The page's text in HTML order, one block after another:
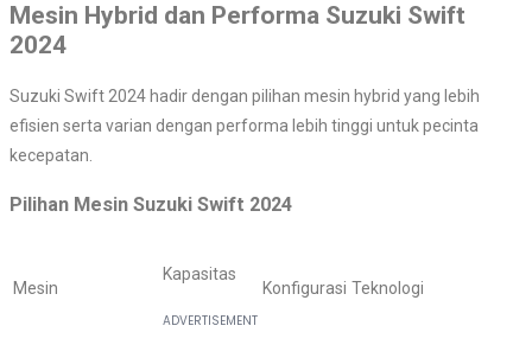
Mesin Hybrid dan Performa Suzuki Swift
2024
Suzuki Swift 2024 hadir dengan pilihan mesin hybrid yang lebih
efisien serta varian dengan performa lebih tinggi untuk pecinta
kecepatan.
Pilihan Mesin Suzuki Swift 2024
Mesin
Kapasitas
Konfigurasi Teknologi